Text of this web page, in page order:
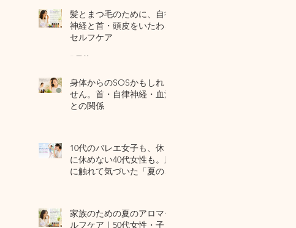
髪とまつ毛のために、自律
神経と首・頭皮をいたわる
セルフケア
7 日前
身体からのSOSかもしれま
せん。首・自律神経・血流
との関係
10代のバレエ女子も、休日
に休めない40代女性も。肌
に触れて気づいた「夏の全
家族のための夏のアロマセ
ルフケア｜50代女性・子ど